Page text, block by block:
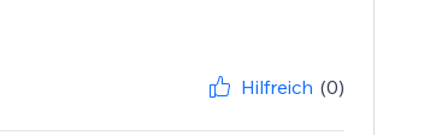
Hilfreich (0)